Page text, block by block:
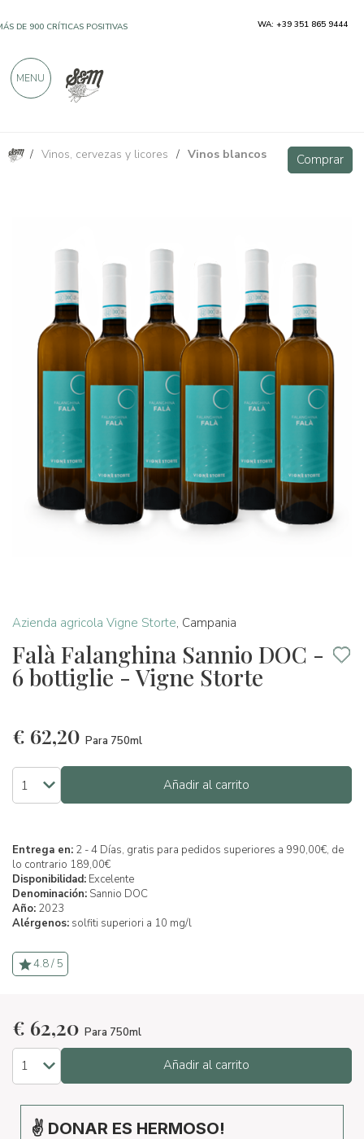
/ Vinos, cervezas y licores / Vinos blancos Comprar
Azienda agricola Vigne Storte, Campania
Falà Falanghina Sannio DOC -
6 bottiglie - Vigne Storte
€ 62,20 Para 750ml
Añadir al carrito
Entrega en: 2 - 4 Días, gratis para pedidos superiores a 990,00€, de
lo contrario 189,00€
Disponibilidad: Excelente
Denominación: Sannio DOC
Año: 2023
Alérgenos: solfiti superiori a 10 mg/l
4.8 / 5
€ 62,20 Para 750ml
Añadir al carrito
✌ DONAR ES HERMOSO!
Falà Falanghina Sannio DOC - 6 bottiglie - Vigne Storte VIP Comprar
DE 900 CRÍTICAS POSITIVAS WA: +39 351 865 9444
MENU